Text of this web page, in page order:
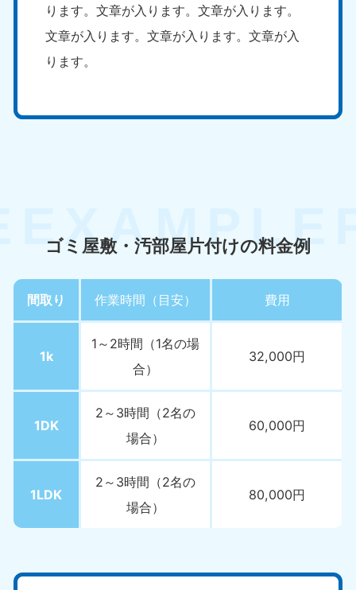
ります。文章が入ります。文章が入ります。
文章が入ります。文章が入ります。文章が入
ります。
ゴミ屋敷・汚部屋片付けの料金例
間取り 作業時間（目安） 費用
1k
1～2時間（1名の場
合）
32,000円
1DK
2～3時間（2名の
場合）
60,000円
1LDK
2～3時間（2名の
場合）
80,000円